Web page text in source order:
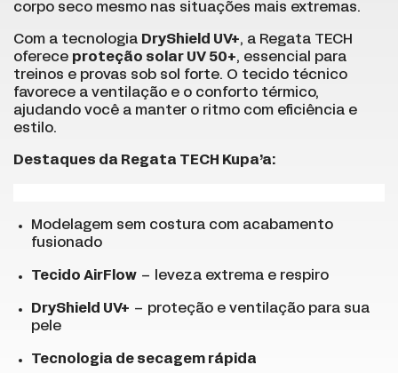
corpo seco mesmo nas situações mais extremas.
Com a tecnologia DryShield UV+, a Regata TECH
oferece proteção solar UV 50+, essencial para
treinos e provas sob sol forte. O tecido técnico
favorece a ventilação e o conforto térmico,
ajudando você a manter o ritmo com eficiência e
estilo.
Destaques da Regata TECH Kupa’a:
Modelagem sem costura com acabamento
fusionado
Tecido AirFlow – leveza extrema e respiro
DryShield UV+ – proteção e ventilação para sua
pele
Tecnologia de secagem rápida